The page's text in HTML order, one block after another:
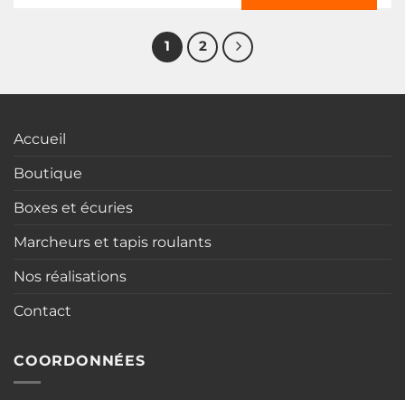
1 2
Accueil
Boutique
Boxes et écuries
Marcheurs et tapis roulants
Nos réalisations
Contact
COORDONNÉES